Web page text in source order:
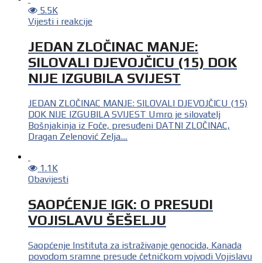
5.5K
Vijesti i reakcije
JEDAN ZLOČINAC MANJE:
SILOVALI DJEVOJČICU (15) DOK
NIJE IZGUBILA SVIJEST
JEDAN ZLOČINAC MANJE: SILOVALI DJEVOJČICU (15)
DOK NIJE IZGUBILA SVIJEST Umro je silovatelj
Bošnjakinja iz Foče, presuđeni DATNI ZLOČINAC,
Dragan Zelenović Zelja....
1.1K
Obavijesti
SAOPĆENJE IGK: O PRESUDI
VOJISLAVU ŠEŠELJU
Saopćenje Instituta za istraživanje genocida, Kanada
povodom sramne presude četničkom vojvodi Vojislavu